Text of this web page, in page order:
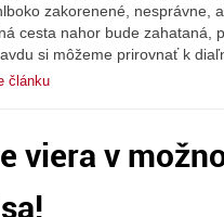
zakorenené, nesprávne,
cesta nahor bude zahataná,
si môžeme prirovnať k
článku
viera v